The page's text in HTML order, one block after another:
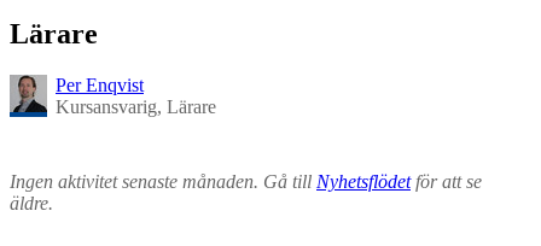
Lärare
Per Enqvist
Kursansvarig, Lärare
Ingen aktivitet senaste månaden. Gå till Nyhetsflödetför att se
äldre.